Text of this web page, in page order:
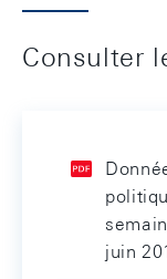
Consulter
juin